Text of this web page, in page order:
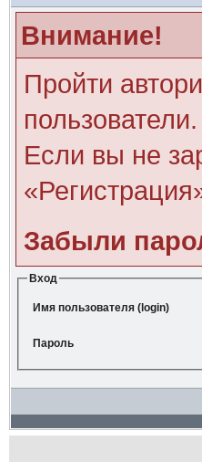
Внимание!
Пройти
пользователи.
Если вы не
Забыли
Вход
Имя пользователя (login)
Пароль